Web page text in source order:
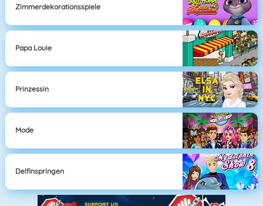
Zimmerdekorationsspiele
Papa Louie
Prinzessin
Mode
Delfinspringen